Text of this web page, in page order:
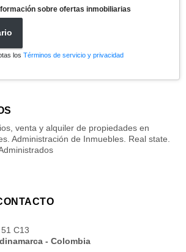
sobre ofertas inmobiliarias
los Términos de servicio y privacidad
venta y alquiler de propiedades en
Administración de Inmuebles. Real state.
C13
- Colombia